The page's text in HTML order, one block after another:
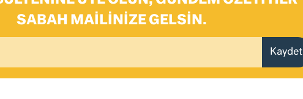
SABAH MAILINIZE GELSIN.
Kaydet